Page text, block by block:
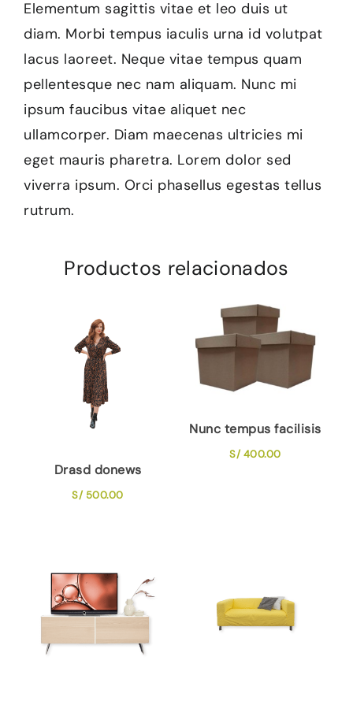
Elementum sagittis vitae et leo duis ut
diam. Morbi tempus iaculis urna id volutpat
lacus laoreet. Neque vitae tempus quam
pellentesque nec nam aliquam. Nunc mi
ipsum faucibus vitae aliquet nec
ullamcorper. Diam maecenas ultricies mi
eget mauris pharetra. Lorem dolor sed
viverra ipsum. Orci phasellus egestas tellus
rutrum.
Productos relacionados
Drasd donews
S/500.00
Nunc tempus facilisis
S/ 400.00